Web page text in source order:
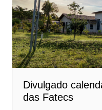
Divulgado
das Fatecs